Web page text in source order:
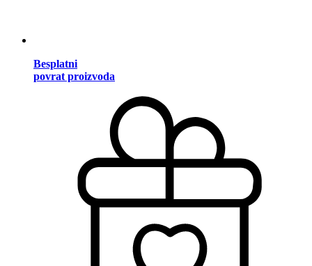
Besplatni
povrat proizvoda